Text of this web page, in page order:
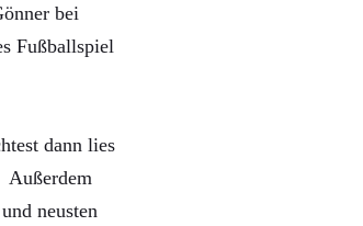
bei
Fußballspiel
dann lies
Außerdem
neusten